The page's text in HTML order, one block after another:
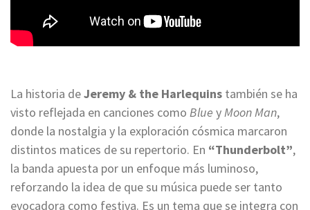
La historia deJeremy & the Harlequins también se ha
visto reflejada en canciones como Blue yMoon Man,
donde la nostalgia y la exploración cósmica marcaron
distintos matices de su repertorio. En “Thunderbolt”,
la banda apuesta por un enfoque más luminoso,
reforzando la idea de que su música puede ser tanto
evocadora como festiva. Es un tema que se integra con